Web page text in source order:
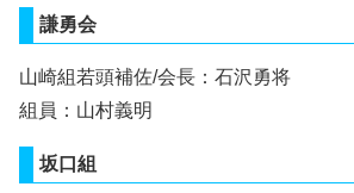
謙勇会
山崎組若頭補佐/会長：石沢勇将
組員：山村義明
坂口組